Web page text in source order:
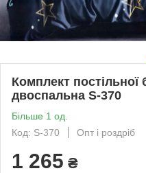
Комплект постільної
двоспальна S-370
Більше 1 од.
Код: S-370
Опт і роздріб
1 265 ₴